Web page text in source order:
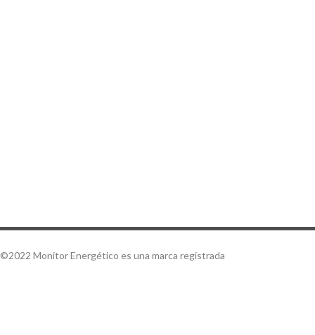
©2022 Monitor Energético es una marca registrada